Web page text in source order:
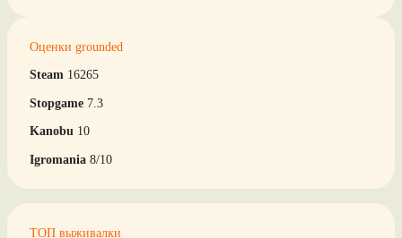
Оценки grounded
Steam 16265
Stopgame 7.3
Kanobu 10
Igromania 8/10
ТОП выживалки